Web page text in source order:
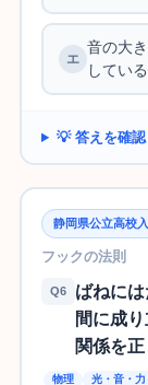
音の大
している
💡 答えを確認
静岡県公立高校
フックの法則
Q6
ばねに
間に成
関係を
物理 光・音・力